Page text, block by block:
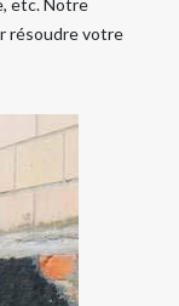
etc. Notre
résoudre votre